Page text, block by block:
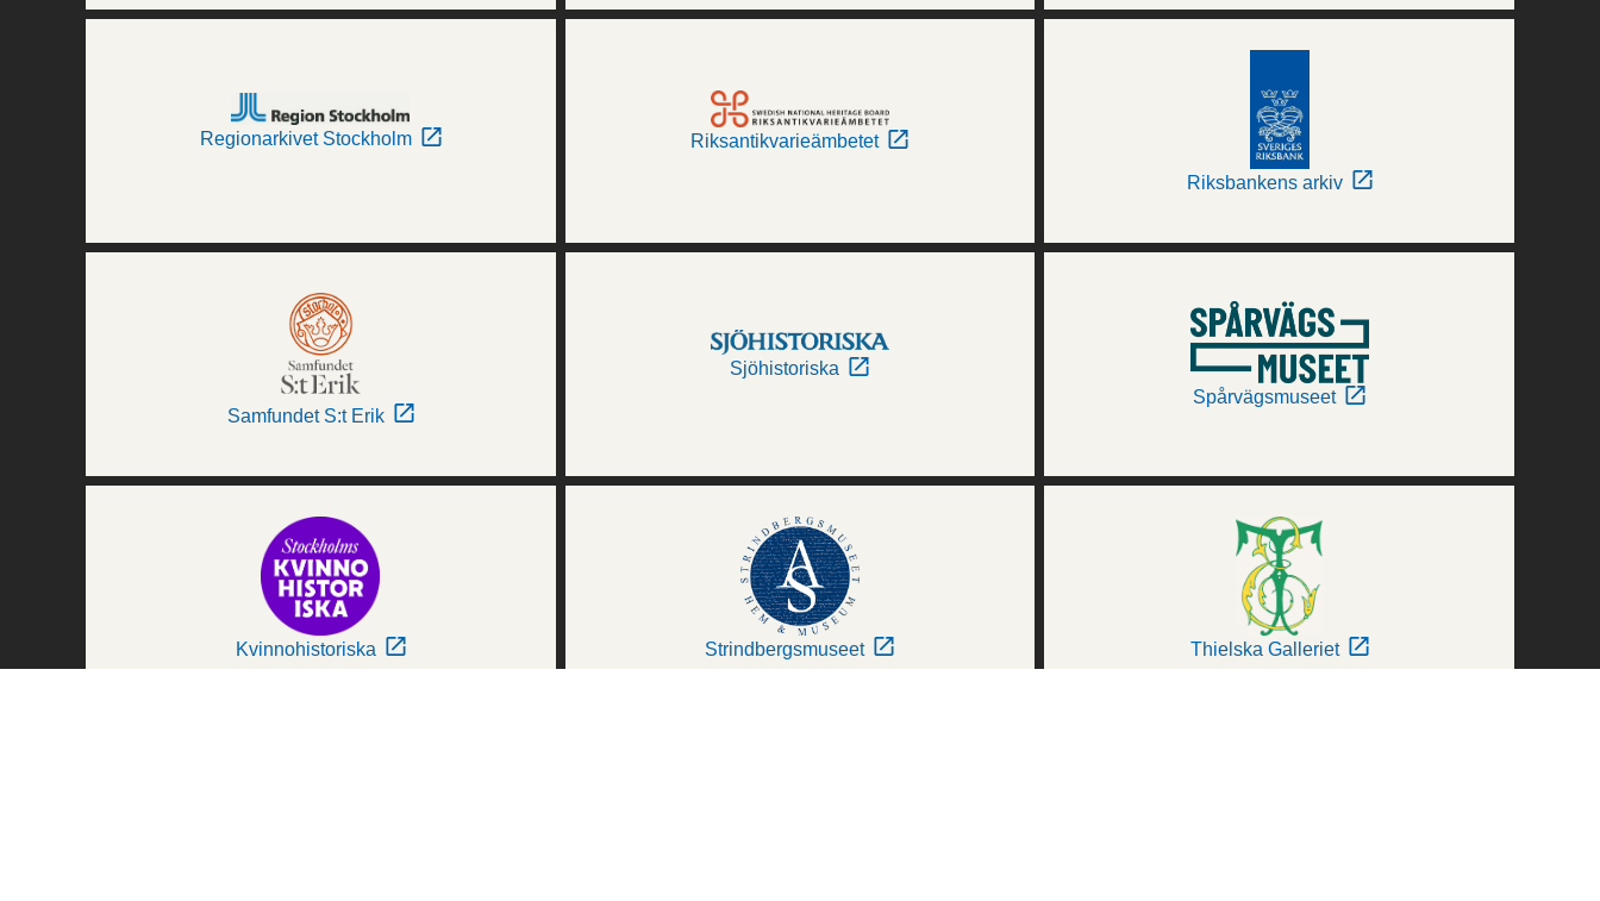
Regionarkivet Stockholm Riksantikvarieämbetet
Riksbankens arkiv
Samfundet S:t Erik
Sjöhistoriska
Spårvägsmuseet
Kvinnohistoriska Strindbergsmuseet Thielska Galleriet